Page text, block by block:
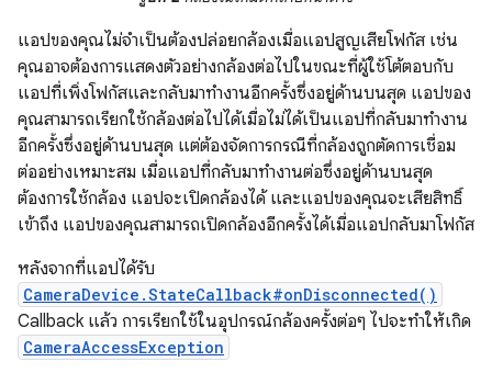
แอปของคุณไม่จำเป็นต้องปล่อยกล้องเมื่อแอปสูญเสียโฟกัส เช่น
คุณอาจต้องการแสดงตัวอย่างกล้องต่อไปในขณะที่ผู้ใช้โต้ตอบกับ
แอปที่เพิ่งโฟกัสและกลับมาทำงานอีกครั้งซึ่งอยู่ด้านบนสุด แอปของ
คุณสามารถเรียกใช้กล้องต่อไปได้เมื่อไม่ได้เป็นแอปที่กลับมาทำงาน
อีกครั้งซึ่งอยู่ด้านบนสุด แต่ต้องจัดการกรณีที่กล้องถูกตัดการเชื่อม
ต่ออย่างเหมาะสม เมื่อแอปที่กลับมาทำงานต่อซึ่งอยู่ด้านบนสุด
ต้องการใช้กล้อง แอปจะเปิดกล้องได้ และแอปของคุณจะเสียสิทธิ์
เข้าถึง แอปของคุณสามารถเปิดกล้องอีกครั้งได้เมื่อแอปกลับมาโฟกัส
หลังจากที่แอปได้รับ
CameraDevice.StateCallback#onDisconnected()
Callback แล้ว การเรียกใช้ในอุปกรณ์กล้องครั้งต่อๆ ไปจะทำให้เกิด
CameraAccessException